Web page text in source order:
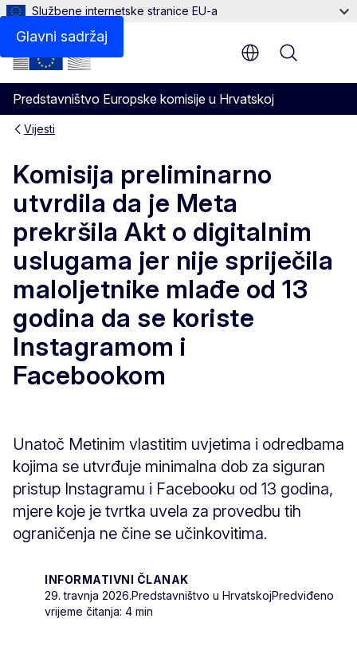
Glavni sadržaj
Službene internetske stranice EU-a
Predstavništvo Europske komisije u Hrvatskoj
Menu
Vijesti
Komisija preliminarno
utvrdila da je Meta
prekršila Akt o digitalnim
uslugama jer nije spriječila
maloljetnike mlađe od 13
godina da se koriste
Instagramom i
Facebookom
Unatoč Metinim vlastitim uvjetima i odredbama
kojima se utvrđuje minimalna dob za siguran
pristup Instagramu i Facebooku od 13 godina,
mjere koje je tvrtka uvela za provedbu tih
ograničenja ne čine se učinkovitima.
INFORMATIVNI ČLANAK
29. travnja 2026.Predstavništvo u HrvatskojPredviđeno
vrijeme čitanja: 4 min